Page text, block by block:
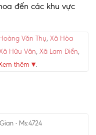
đến các khu vực
Văn Thụ, Xã Hòa
Hữu Văn, Xã Lam Điền,
thêm ▾.
- Ms:4724